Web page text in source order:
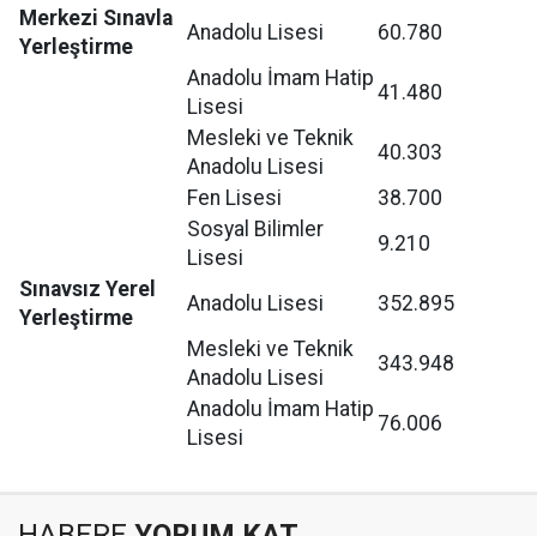
Merkezi Sınavla
Yerleştirme
Anadolu Lisesi
60.780
Anadolu İmam Hatip
Lisesi
41.480
Mesleki ve Teknik
Anadolu Lisesi
40.303
Fen Lisesi
38.700
Sosyal Bilimler
Lisesi
9.210
Sınavsız Yerel
Yerleştirme
Anadolu Lisesi
352.895
Mesleki ve Teknik
Anadolu Lisesi
343.948
Anadolu İmam Hatip
Lisesi
76.006